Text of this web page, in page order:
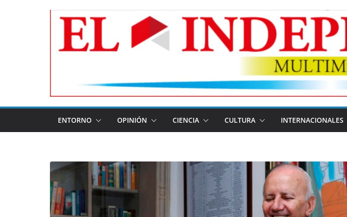
ENTORNO OPINIÓN CIENCIA CULTURA INTERNACIONALES